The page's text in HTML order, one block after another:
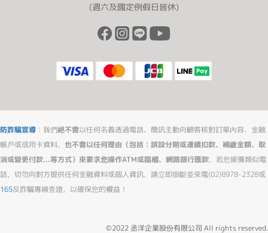
(週六及國定例假日皆休)
防詐騙宣導 ：我們絕不會以任何名義透過電話、簡訊主動向顧客核對訂單內容、金融
帳戶或信用卡資料， 也不會以任何理由（包括：誤設分期或連續扣款、補繳金額、取
消或變更付款...等方式）來要求您操作ATM或臨櫃、網路銀行匯款，若您接獲類似電
話，切勿向對方提供任何金融資料或個人資訊，請立即掛斷並來電(02)8978-2328或
165反詐騙專線查證，以確保您的權益！
©2022 丞洋企業股份有限公司 All rights reserved.